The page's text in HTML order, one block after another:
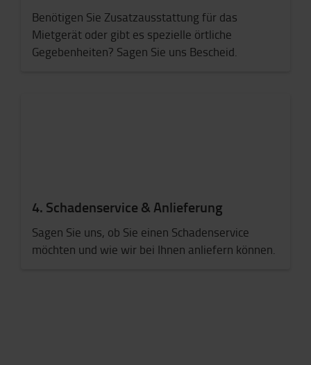
Benötigen Sie Zusatzausstattung für das
Mietgerät oder gibt es spezielle örtliche
Gegebenheiten? Sagen Sie uns Bescheid.
4. Schadenservice & Anlieferung
Sagen Sie uns, ob Sie einen Schadenservice
möchten und wie wir bei Ihnen anliefern können.